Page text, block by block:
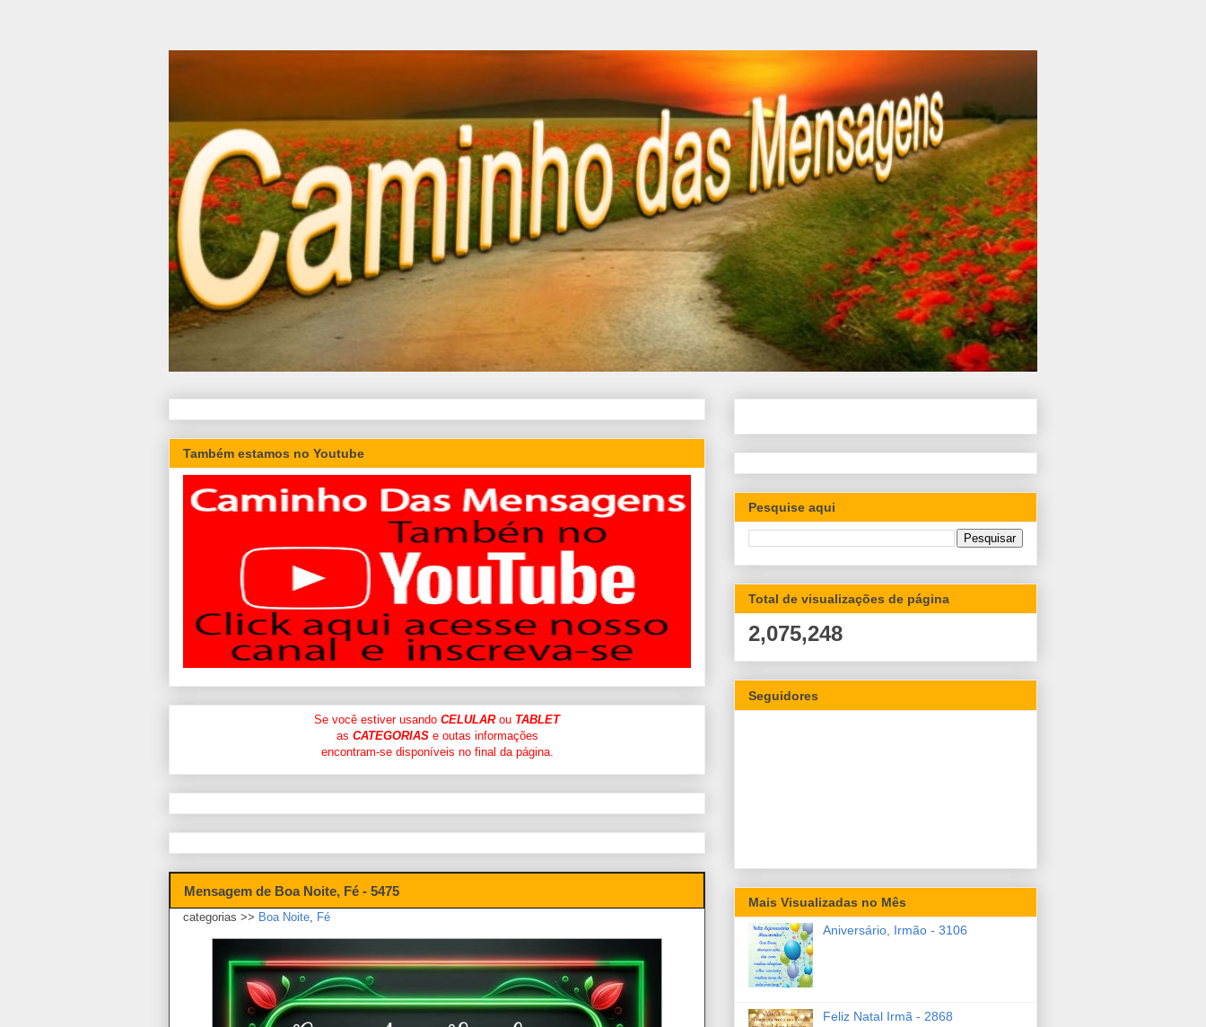
Também estamos no Youtube
Se você estiver usando CELULARou TABLET
as CATEGORIASe outas informações
encontram-se disponíveis no final da página.
Mensagem de Boa Noite, Fé - 5475
categorias >> Boa Noite Fé
Pesquise aqui
Total de visualizações de página
2,075,248
Seguidores
Mais Visualizadas no Mês
Aniversário, Irmão - 3106
Feliz Natal Irmã - 2868